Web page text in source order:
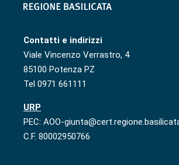
Contatti e indirizzi
Viale Vincenzo Verrastro, 4
85100 Potenza PZ
Tel 0971 661111
URP
PEC: AOO-
C.F. 80002950766